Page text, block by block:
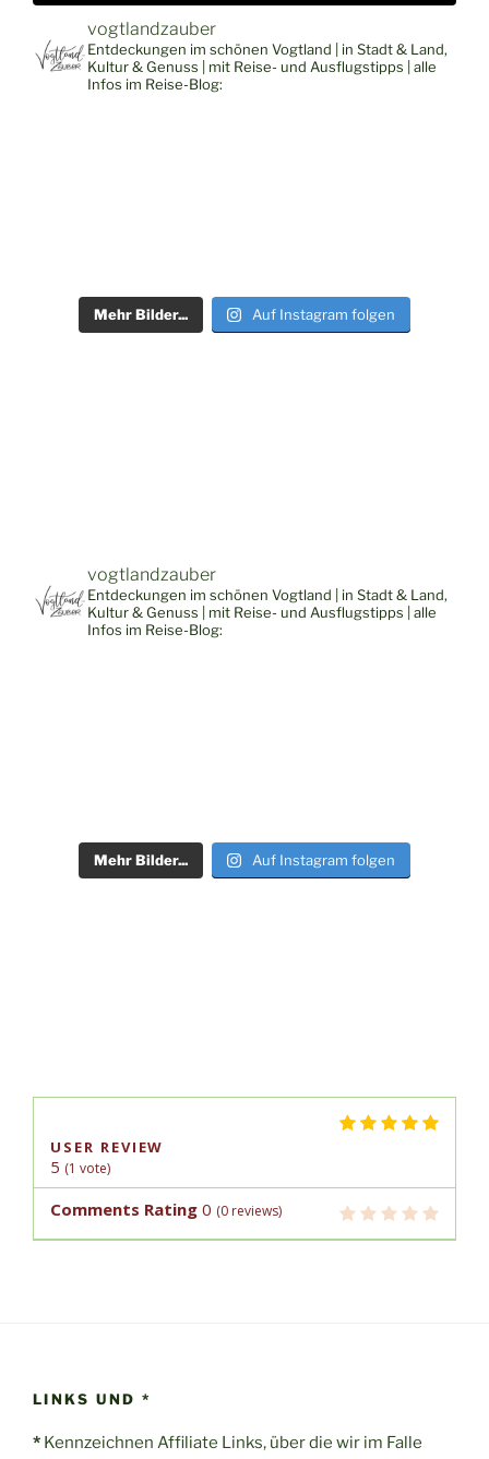
vogtlandzauber
Entdeckungen im schönen Vogtland | in Stadt & Land,
Kultur & Genuss | mit Reise- und Ausflugstipps | alle
Infos im Reise-Blog:
Mehr Bilder... Auf Instagram folgen
vogtlandzauber
Entdeckungen im schönen Vogtland | in Stadt & Land,
Kultur & Genuss | mit Reise- und Ausflugstipps | alle
Infos im Reise-Blog:
Mehr Bilder... Auf Instagram folgen
USER REVIEW
5 (1 vote)
Comments Rating 0 (0 reviews)
LINKS UND *
* Kennzeichnen Affiliate Links, über die wir im Falle